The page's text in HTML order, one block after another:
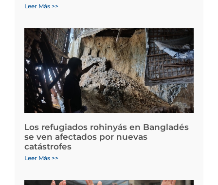
Leer Más >>
Los refugiados rohinyás en Bangladés
se ven afectados por nuevas
catástrofes
Leer Más >>